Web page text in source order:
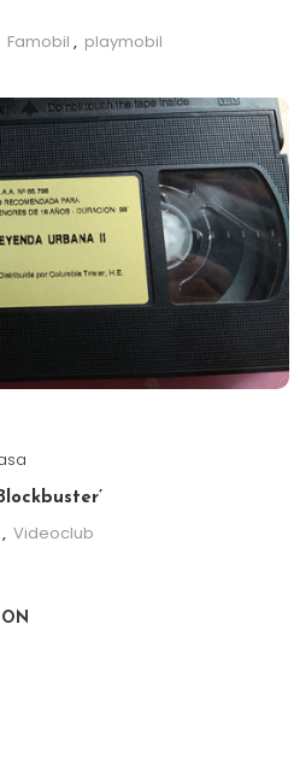
Famobil , playmobil
, Videoclub